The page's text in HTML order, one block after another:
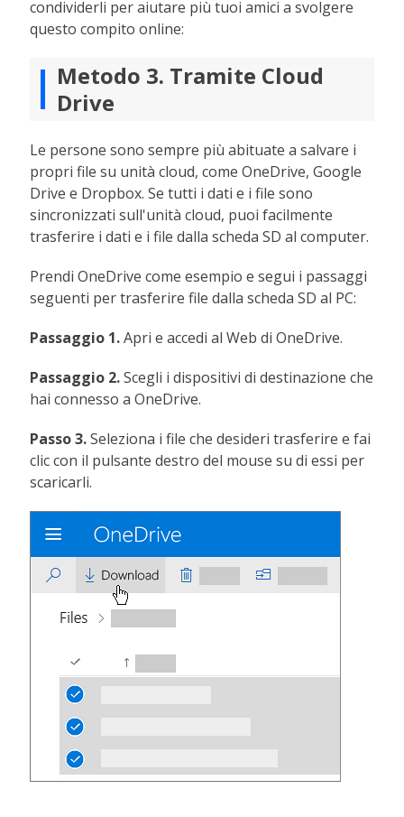
condividerli per aiutare più tuoi amici a svolgere
questo compito online:
Metodo 3. Tramite Cloud
Drive
Le persone sono sempre più abituate a salvare i
propri file su unità cloud, come OneDrive, Google
Drive e Dropbox. Se tutti i dati e i file sono
sincronizzati sull'unità cloud, puoi facilmente
trasferire i dati e i file dalla scheda SD al computer.
Prendi OneDrive come esempio e segui i passaggi
seguenti per trasferire file dalla scheda SD al PC:
Passaggio 1.Apri e accedi al Web di OneDrive.
Passaggio 2.Scegli i dispositivi di destinazione che
hai connesso a OneDrive.
Passo 3.Seleziona i file che desideri trasferire e fai
clic con il pulsante destro del mouse su di essi per
scaricarli.